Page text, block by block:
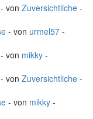
- von Zuversichtliche -
- von urmel57 -
- von mikky -
- von Zuversichtliche -
- von mikky -